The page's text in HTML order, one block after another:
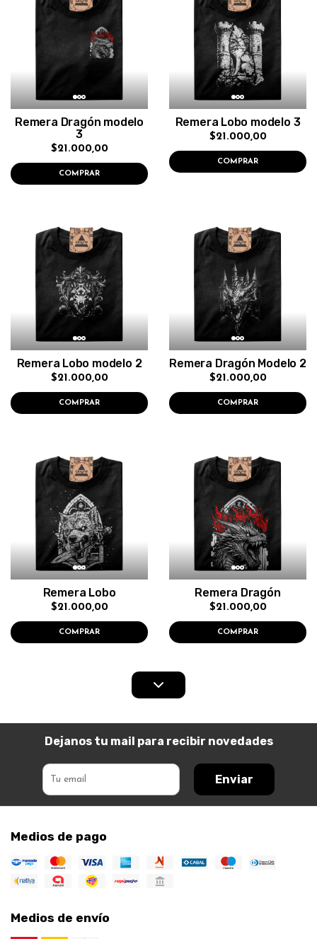
Remera Dragón modelo
3
$21.000,00
COMPRAR
Remera Lobo modelo 3
$21.000,00
COMPRAR
Remera Lobo modelo 2
$21.000,00
COMPRAR
Remera Dragón Modelo 2
$21.000,00
COMPRAR
Remera Lobo
$21.000,00
COMPRAR
Remera Dragón
$21.000,00
COMPRAR
Dejanos tu mail para recibir novedades
Enviar
Medios de pago
Medios de envío